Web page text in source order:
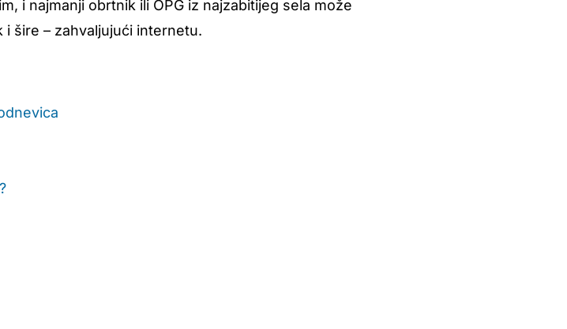
i najmanji obrtnik ili OPG iz najzabitijeg sela može
šire – zahvaljujući internetu.